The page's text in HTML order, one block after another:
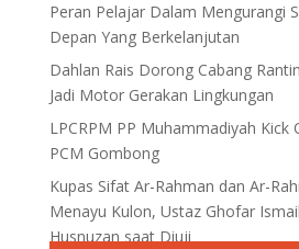
Peran Pelajar Dalam Mengurangi
Depan Yang Berkelanjutan
Dahlan Rais Dorong Cabang
Jadi Motor Gerakan Lingkungan
LPCRPM PP Muhammadiyah Kick
PCM Gombong
Kupas Sifat Ar-Rahman dan Ar-
Menayu Kulon, Ustaz Ghofar
Husnuzan saat Diuji